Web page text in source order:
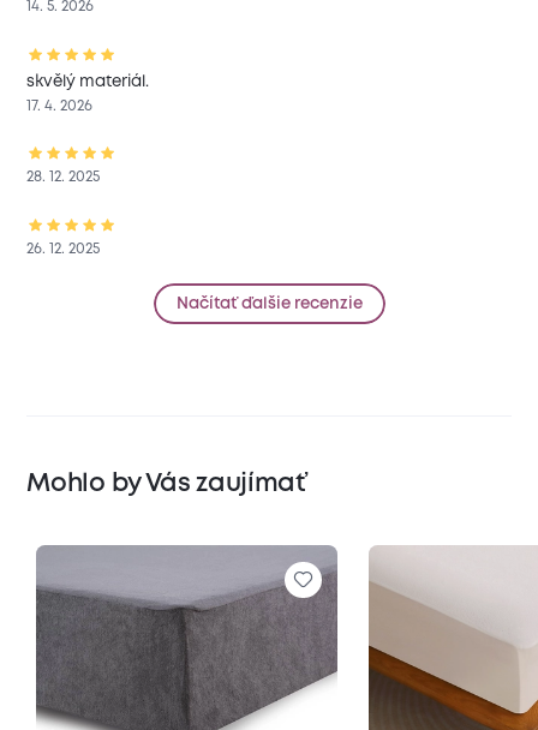
14. 5. 2026
skvělý materiál.
17. 4. 2026
28. 12. 2025
26. 12. 2025
Načítať ďalšie recenzie
Mohlo by Vás zaujímať